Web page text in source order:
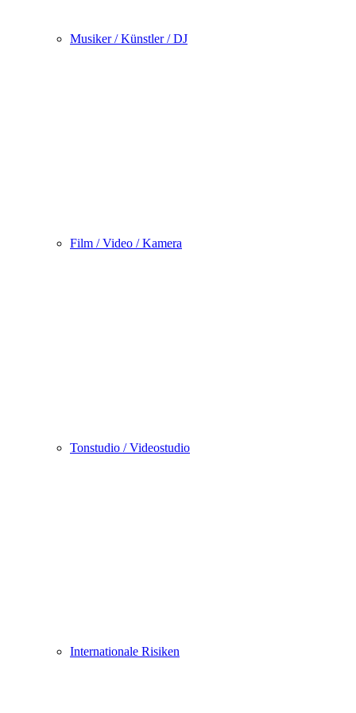
Musiker / Künstler / DJ
Film / Video / Kamera
Tonstudio / Videostudio
Internationale Risiken